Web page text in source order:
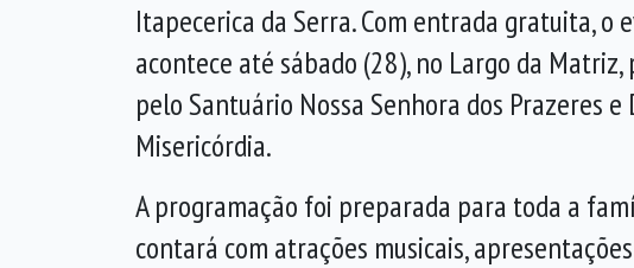
Itapecerica da Serra. Com entrada gratuita, o
acontece até sábado (28), no Largo da Matriz,
pelo Santuário Nossa Senhora dos Prazeres e
Misericórdia.
A programação foi preparada para toda a
contará com atrações musicais,